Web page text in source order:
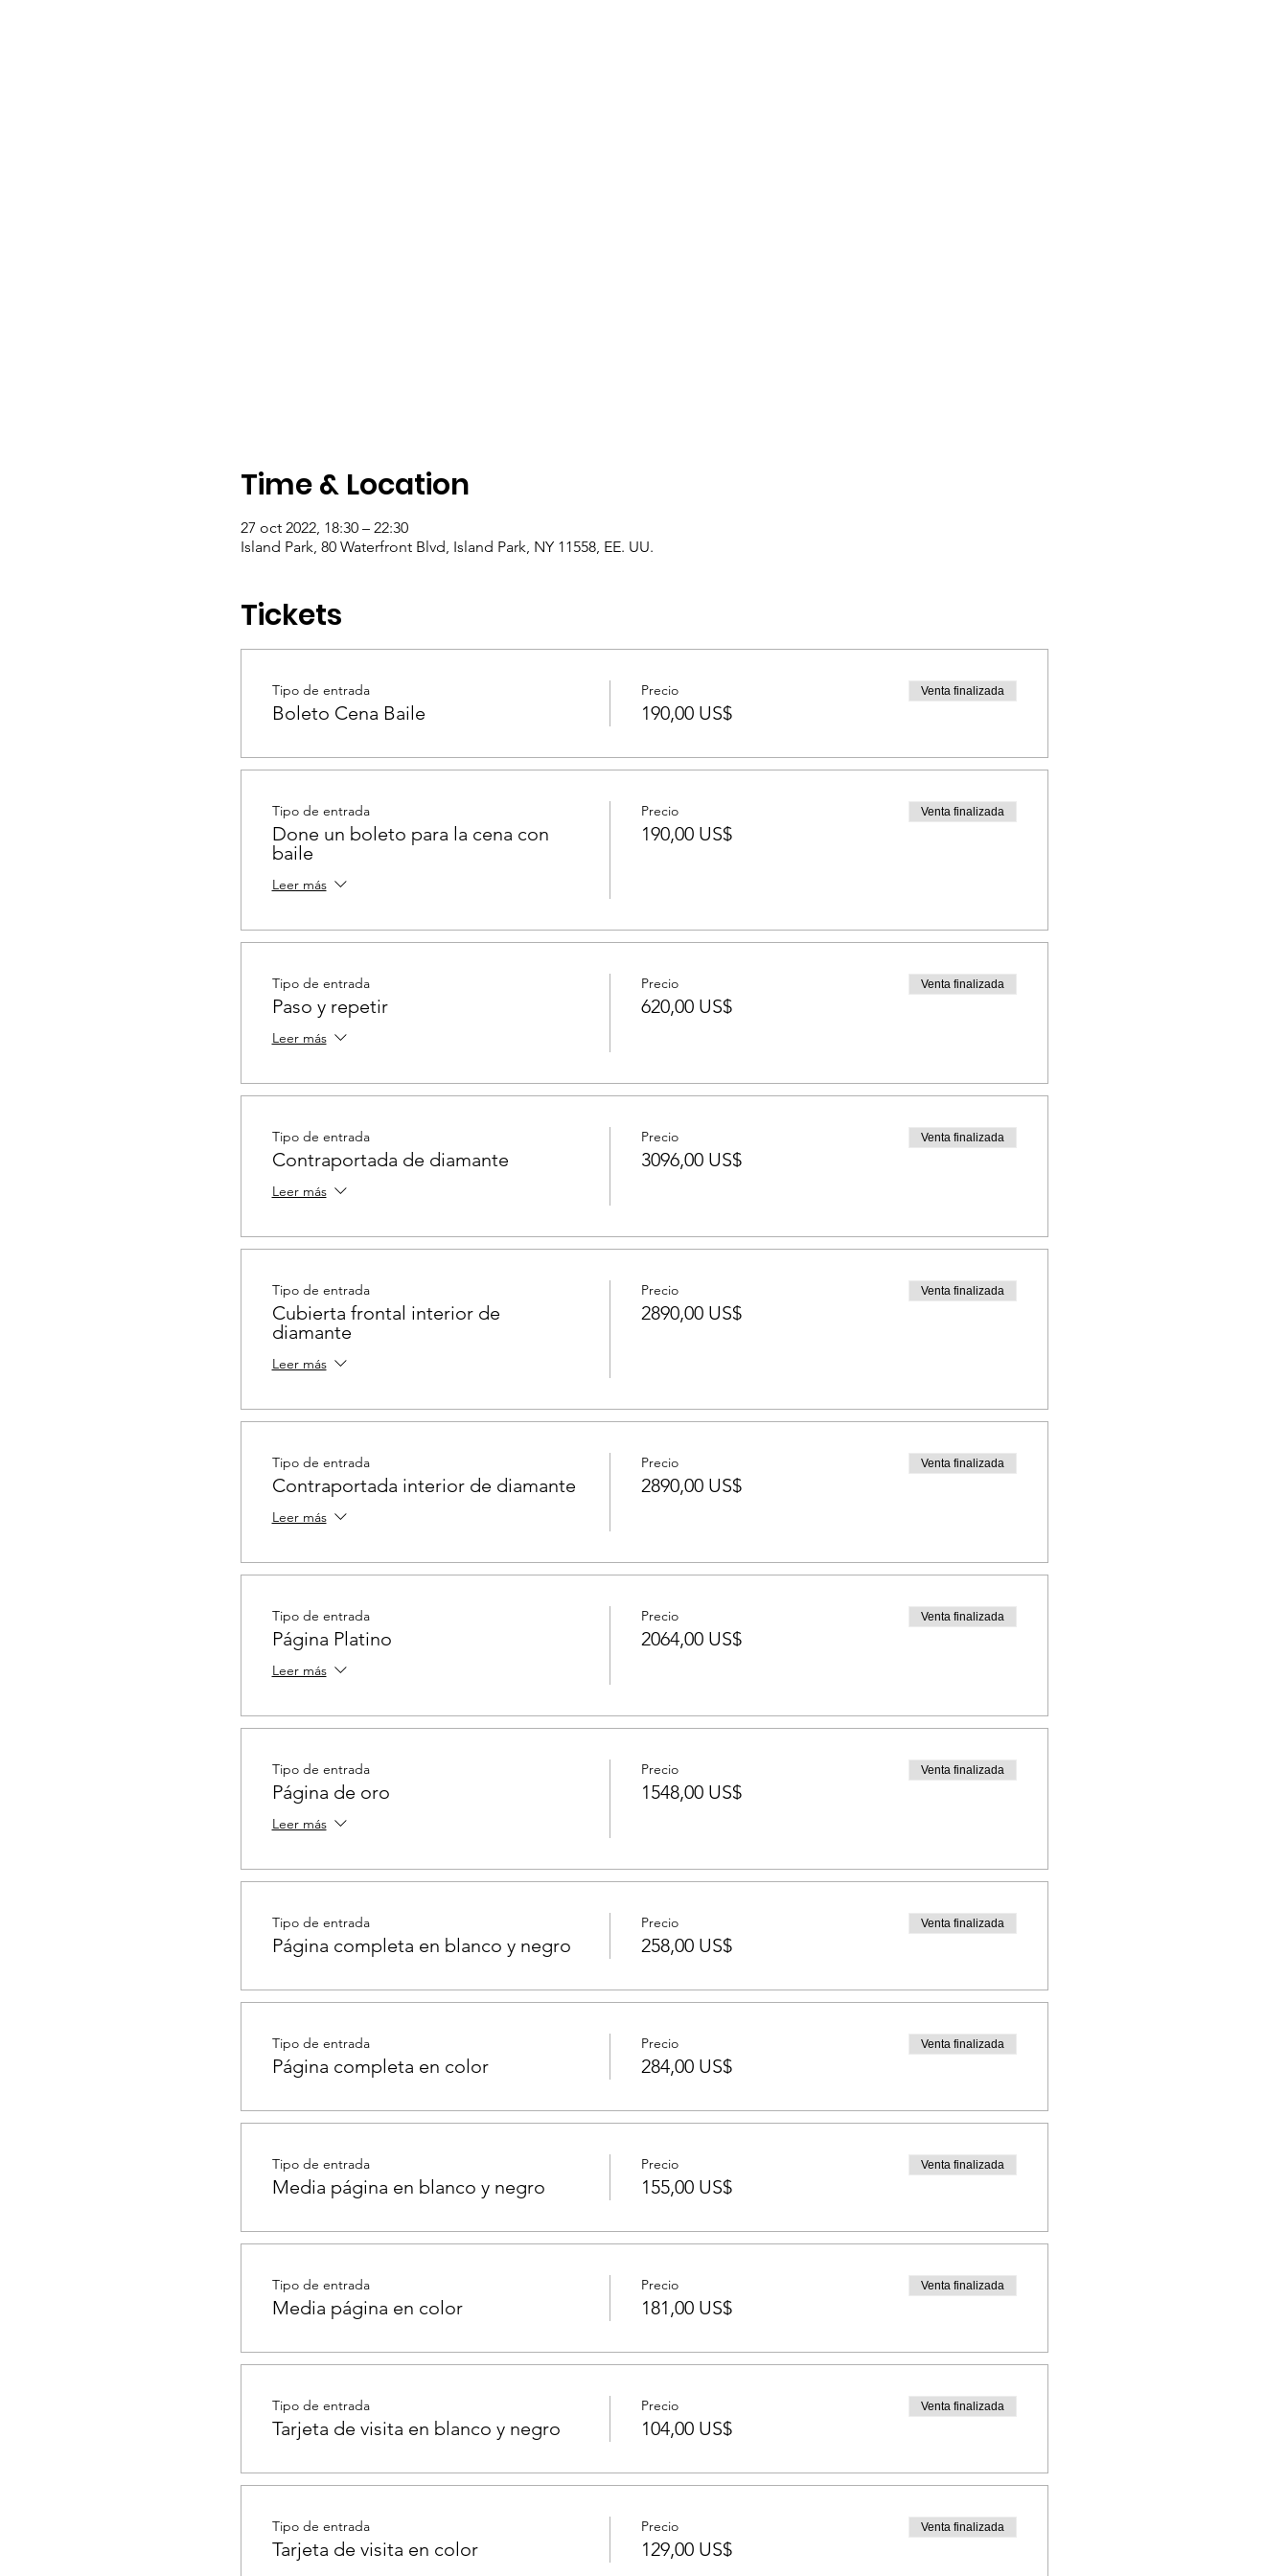
Time & Location
27 oct 2022, 18:30 – 22:30
Island Park, 80 Waterfront Blvd, Island Park, NY 11558, EE. UU.
Tickets
Tipo de entrada
Boleto Cena Baile
Precio
190,00 US$
Venta finalizada
Tipo de entrada
Done un boleto para la cena con
baile
Leer más
Precio
190,00 US$
Venta finalizada
Tipo de entrada
Paso y repetir
Leer más
Precio
620,00 US$
Venta finalizada
Tipo de entrada
Contraportada de diamante
Leer más
Precio
3096,00 US$
Venta finalizada
Tipo de entrada
Cubierta frontal interior de
diamante
Leer más
Precio
2890,00 US$
Venta finalizada
Tipo de entrada
Contraportada interior de diamante
Leer más
Precio
2890,00 US$
Venta finalizada
Tipo de entrada
Página Platino
Leer más
Precio
2064,00 US$
Venta finalizada
Tipo de entrada
Página de oro
Leer más
Precio
1548,00 US$
Venta finalizada
Tipo de entrada
Página completa en blanco y negro
Precio
258,00 US$
Venta finalizada
Tipo de entrada
Página completa en color
Precio
284,00 US$
Venta finalizada
Tipo de entrada
Media página en blanco y negro
Precio
155,00 US$
Venta finalizada
Tipo de entrada
Media página en color
Precio
181,00 US$
Venta finalizada
Tipo de entrada
Tarjeta de visita en blanco y negro
Precio
104,00 US$
Venta finalizada
Tipo de entrada
Tarjeta de visita en color
Precio
129,00 US$
Venta finalizada